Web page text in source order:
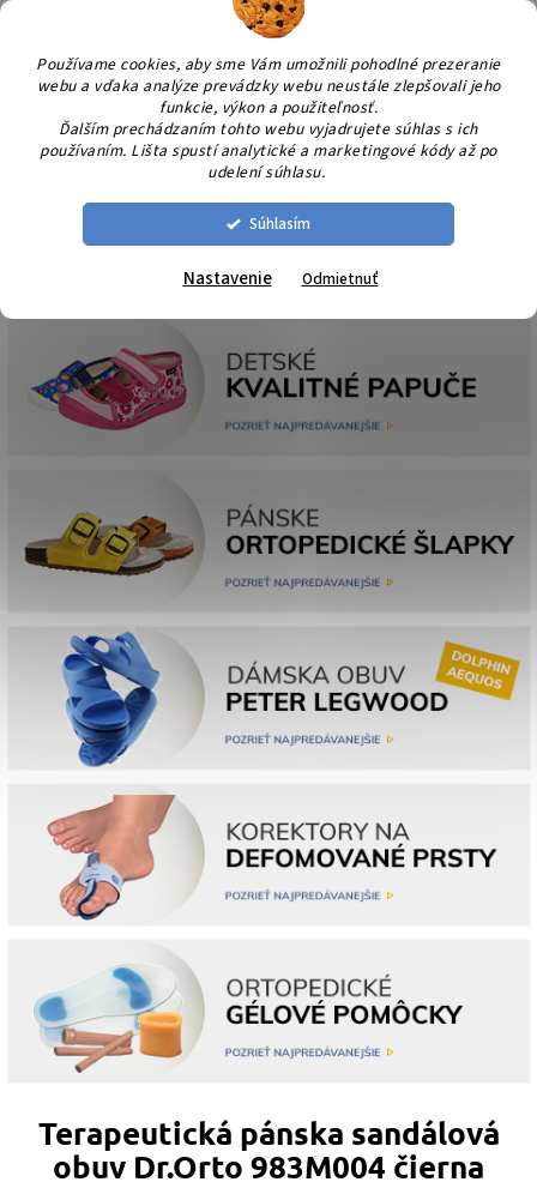
Používame cookies, aby sme Vám umožnili pohodlné prezeranie
webu a vďaka analýze prevádzky webu neustále zlepšovali jeho
funkcie, výkon a použiteľnosť.
Ďalším prechádzaním tohto webu vyjadrujete súhlas s ich
používaním. Lišta spustí analytické a marketingové kódy až po
udelení súhlasu.
Súhlasím
Nastavenie Odmietnuť
Prejsť
obsah
Terapeutická pánska sandálová
obuv Dr.Orto 983M004 čierna